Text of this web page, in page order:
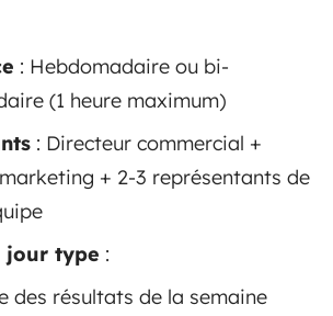
: Hebdomadaire ou bi-
(1 heure maximum)
: Directeur commercial +
+ 2-3 représentants de
jour type :
des résultats de la semaine